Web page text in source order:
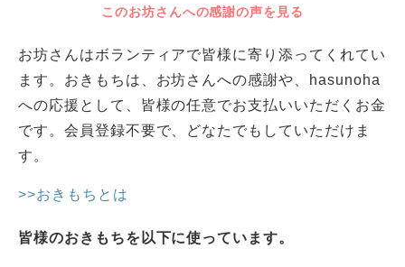
このお坊さんへの感謝の声を見る
お坊さんはボランティアで皆様に寄り添ってくれてい
ます。おきもちは、お坊さんへの感謝や、hasunoha
への応援として、皆様の任意でお支払いいただくお金
です。会員登録不要で、どなたでもしていただけま
す。
>>おきもちとは
皆様のおきもちを以下に使っています。